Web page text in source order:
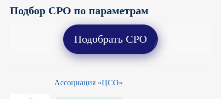
Подбор СРО по параметрам
Подобрать СРО
Ассоциация «ЦСО»